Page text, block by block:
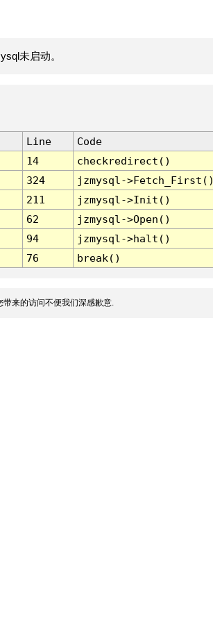
未启动。
Line
Code
14
checkredirect()
324
jzmysql-
211
jzmysql->Init()
62
jzmysql->Open()
94
jzmysql->halt()
76 break()
来的访问不便我们深感歉意.